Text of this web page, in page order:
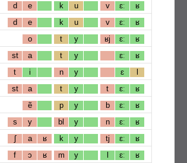
d e k u v ɛː ʁ
d e k u v ɛː ʁ
o t y ʁj ɛː ʁ
st a t y ɛː ʁ
t i n y ɛ l
st a t y t ɛː ʁ
ẽ p y b ɛː ʁ
s y bl y n ɛː ʁ
ʃ a ʁ k y tj ɛː ʁ
f ɔ ʁ m y l ɛː ʁ